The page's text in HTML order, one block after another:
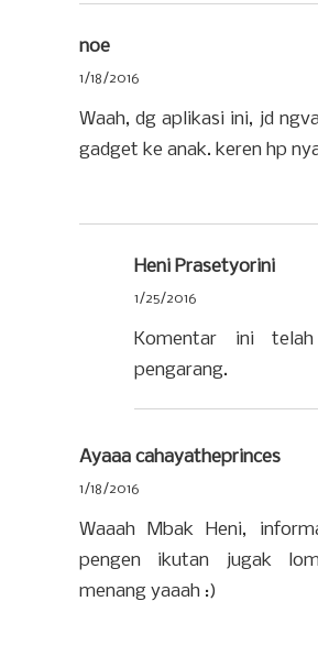
noe
1/18/2016
Waah, dg aplikasi ini, jd
gadget ke anak. keren hp
Heni Prasetyorini
1/25/2016
Komentar ini
pengarang.
Ayaaa cahayatheprinces
1/18/2016
Waaah Mbak Heni,
pengen ikutan jugak
menang yaaah :)